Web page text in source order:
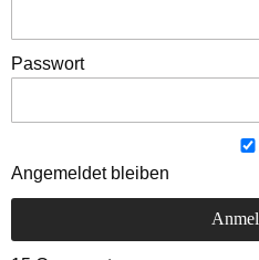
Passwort
Angemeldet bleiben